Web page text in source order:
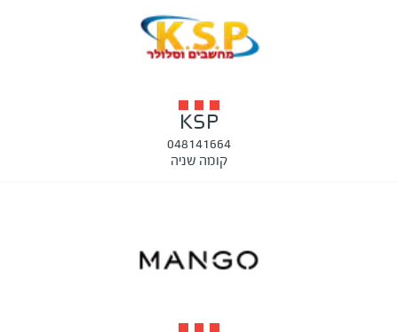
KSP
048141664
קומה שניה